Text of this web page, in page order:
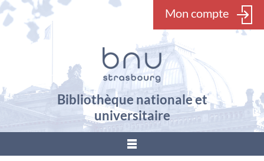
Mon compte
Bibliothèque nationale et
universitaire
???